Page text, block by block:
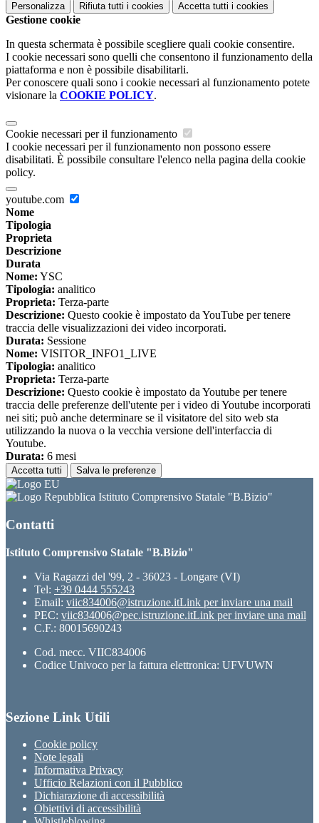
Personalizza Rifiuta tutti i cookies Accetta tutti i cookies
Gestione cookie
In questa schermata è possibile scegliere quali cookie consentire.
I cookie necessari sono quelli che consentono il funzionamento della
piattaforma e non è possibile disabilitarli.
Per conoscere quali sono i cookie necessari al funzionamento potete
visionare la COOKIE POLICY.
Cookie necessari per il funzionamento
I cookie necessari per il funzionamento non possono essere
disabilitati. È possibile consultare l'elenco nella pagina della cookie
policy.
youtube.com
Nome
Tipologia
Proprieta
Descrizione
Durata
Nome: YSC
Tipologia: analitico
Proprieta: Terza-parte
Descrizione: Questo cookie è impostato da YouTube per tenere
traccia delle visualizzazioni dei video incorporati.
Durata: Sessione
Nome: VISITOR_INFO1_LIVE
Tipologia: analitico
Proprieta: Terza-parte
Descrizione: Questo cookie è impostato da Youtube per tenere
traccia delle preferenze dell'utente per i video di Youtube incorporati
nei siti; può anche determinare se il visitatore del sito web sta
utilizzando la nuova o la vecchia versione dell'interfaccia di
Youtube.
Durata: 6 mesi
Accetta tutti Salva le preferenze
Istituto Comprensivo Statale "B.Bizio"
Contatti
Istituto Comprensivo Statale "B.Bizio"
Via Ragazzi del '99, 2 - 36023 - Longare (VI)
Tel: +39 0444 555243
Email: viic834006@istruzione.itLink per inviare una mail
PEC: viic834006@pec.istruzione.itLink per inviare una mail
C.F.: 80015690243
Cod. mecc. VIIC834006
Codice Univoco per la fattura elettronica: UFVUWN
Sezione Link Utili
Cookie policy
Note legali
Informativa Privacy
Ufficio Relazioni con il Pubblico
Dichiarazione di accessibilità
Obiettivi di accessibilità